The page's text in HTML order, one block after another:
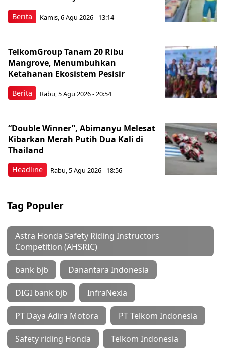
Berita Kamis, 6 Agu 2026 - 13:14
Berita
TelkomGroup Tanam 20 Ribu
Mangrove, Menumbuhkan
Ketahanan Ekosistem Pesisir
Rabu, 5 Agu 2026 - 20:54
Headline
“Double Winner”, Abimanyu Melesat
Kibarkan Merah Putih Dua Kali di
Thailand
Rabu, 5 Agu 2026 - 18:56
Tag Populer
Astra Honda Safety Riding Instructors
Competition (AHSRIC)
bank bjb Danantara Indonesia
DIGI bank bjb InfraNexia
PT Daya Adira Motora PT Telkom Indonesia
Safety riding Honda Telkom Indonesia